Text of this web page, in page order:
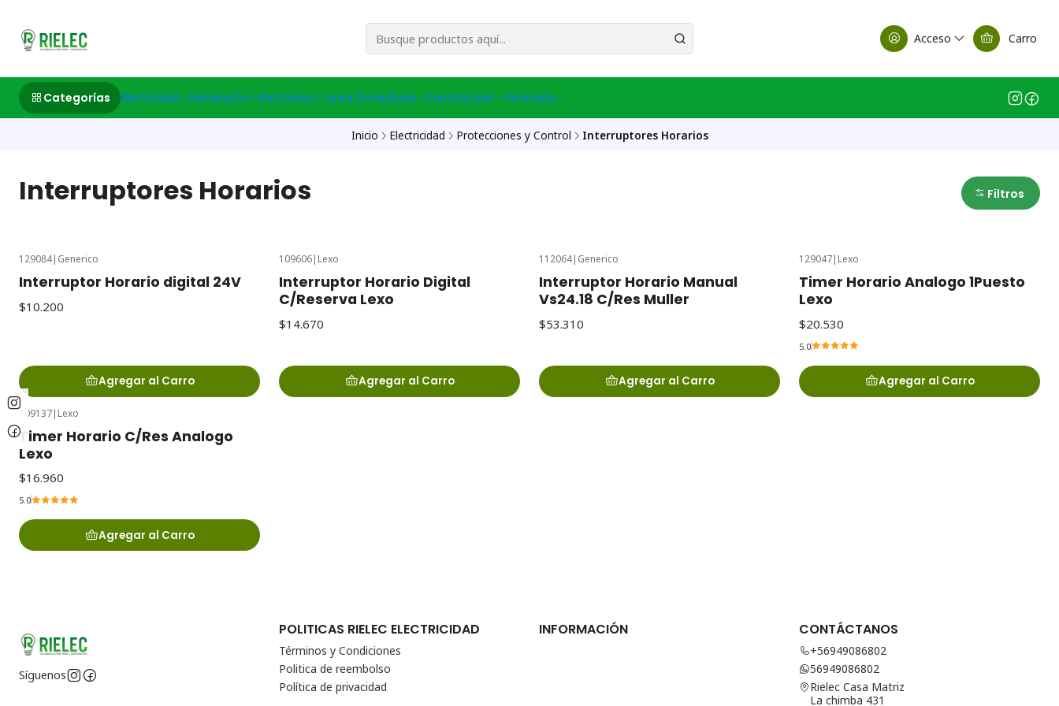
Acceso Carro
Categorías Electricidad Iluminación Electronica Linea Domiciliaria Construcción Ferreteria
Inicio Electricidad Protecciones y Control Interruptores Horarios
Interruptores Horarios Filtros
129084| Generico
Interruptor Horario digital 24V
$10.200
Agregar al Carro
109606| Lexo
Interruptor Horario Digital
C/Reserva Lexo
$14.670
Agregar al Carro
112064| Generico
Interruptor Horario Manual
Vs24.18 C/Res Muller
$53.310
Agregar al Carro
129047| Lexo
Timer Horario Analogo 1Puesto
Lexo
$20.530
5.0
Agregar al Carro
109137| Lexo
Timer Horario C/Res Analogo
Lexo
$16.960
5.0
Agregar al Carro
Síguenos
POLITICAS RIELEC ELECTRICIDAD
Términos y Condiciones
Politica de reembolso
Política de privacidad
INFORMACIÓN CONTÁCTANOS
+56949086802
56949086802
Rielec Casa Matriz
La chimba 431